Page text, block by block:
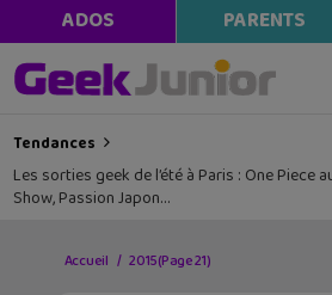
ADOS PARENTS
Tendances
Les sorties geek de l’été à Paris : One Piece
Show, Passion Japon…
Accueil 2015(Page 21)